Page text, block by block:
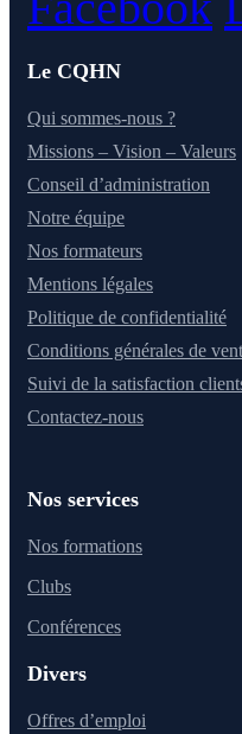
Le CQHN
Qui sommes-nous ?
Missions – Vision – Valeurs
Conseil d’administration
Notre équipe
Nos formateurs
Mentions légales
Politique de confidentialité
Conditions générales de
Suivi de la satisfaction
Contactez-nous
Nos services
Nos formations
Clubs
Conférences
Divers
Offres d’emploi